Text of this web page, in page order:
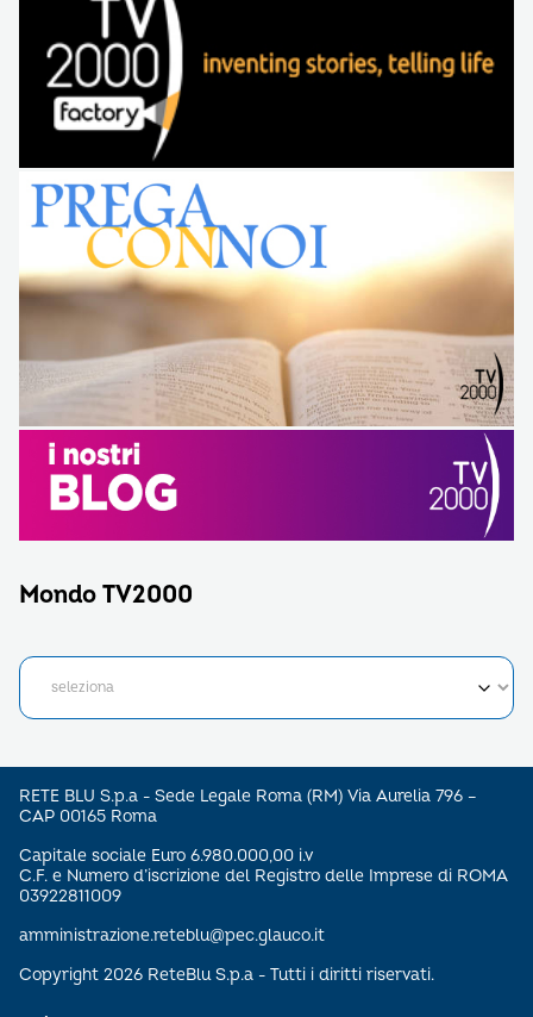
Mondo TV2000
RETE BLU S.p.a - Sede Legale Roma (RM) Via Aurelia 796 –
CAP 00165 Roma
Capitale sociale Euro 6.980.000,00 i.v
C.F. e Numero d’iscrizione del Registro delle Imprese di ROMA
03922811009
amministrazione.reteblu@pec.glauco.it
Copyright 2026 ReteBlu S.p.a - Tutti i diritti riservati.